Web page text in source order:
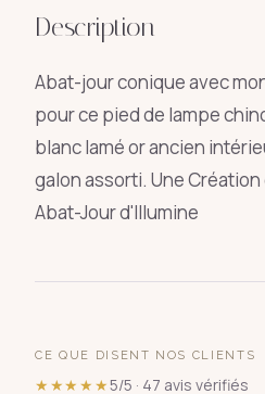
Description
Abat-jour conique avec
pour ce pied de lampe
blanc lamé or ancien
galon assorti. Une
Abat-Jour d'Illumine
CE QUE DISENT NOS CLIENTS
★★★★★5/5 · 47 avis vérifiés